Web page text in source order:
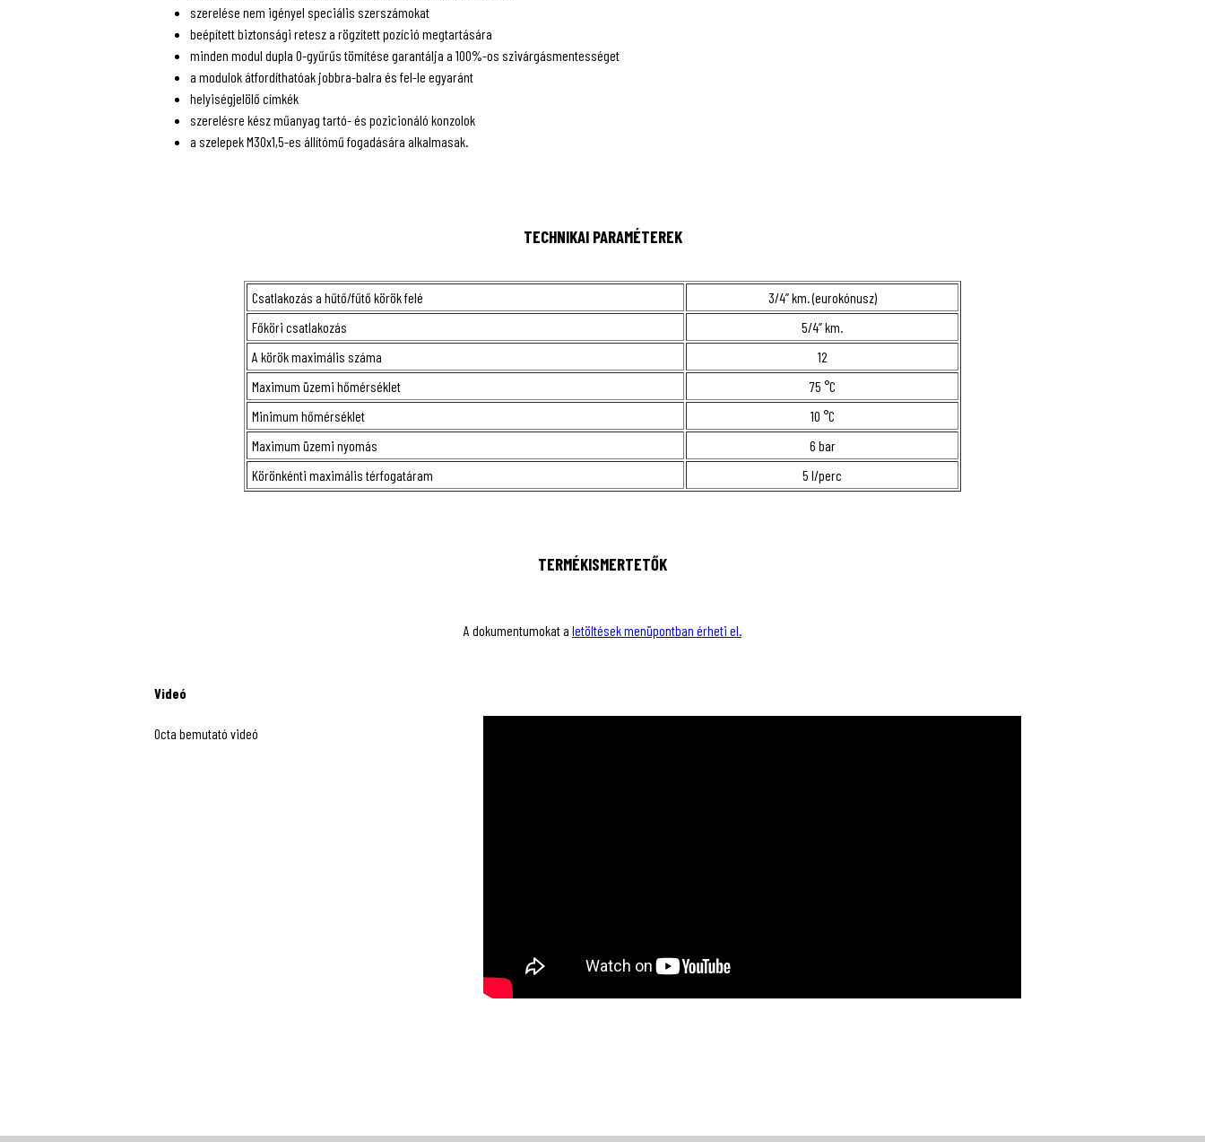
szerelése nem igényel speciális szerszámokat
beépített biztonsági retesz a rögzített pozíció megtartására
minden modul dupla O-gyűrűs tömítése garantálja a 100%-os szivárgásmentességet
a modulok átfordíthatóak jobbra-balra és fel-le egyaránt
helyiségjelölő címkék
szerelésre kész műanyag tartó- és pozicionáló konzolok
a szelepek M30x1,5-es állítómű fogadására alkalmasak.
TECHNIKAI PARAMÉTEREK
Csatlakozás a hűtő/fűtő körök felé
3/4” km. (eurokónusz)
Főköri csatlakozás
5/4” km.
A körök maximális száma
12
Maximum üzemi hőmérséklet
75 °C
Minimum hőmérséklet
10 °C
Maximum üzemi nyomás
6 bar
Körönkénti maximális térfogatáram
5 l/perc
TERMÉKISMERTETŐK
A dokumentumokat a letöltések menüpontban érheti el.
Videó
Octa bemutató videó